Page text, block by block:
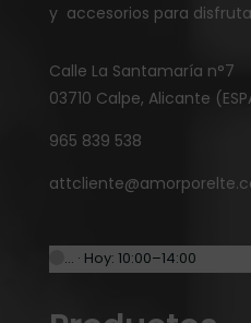
y accesorios para
Calle La Santamaría n°7
03710 Calpe, Alicante
965 839 538
… · Hoy: 10:00–14:00